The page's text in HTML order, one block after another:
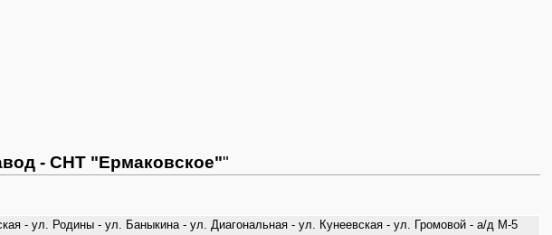
- СНТ "Ермаковское""
- ул. Родины - ул. Баныкина - ул. Диагональная - ул. Кунеевская - ул. Громовой - а/д М-5